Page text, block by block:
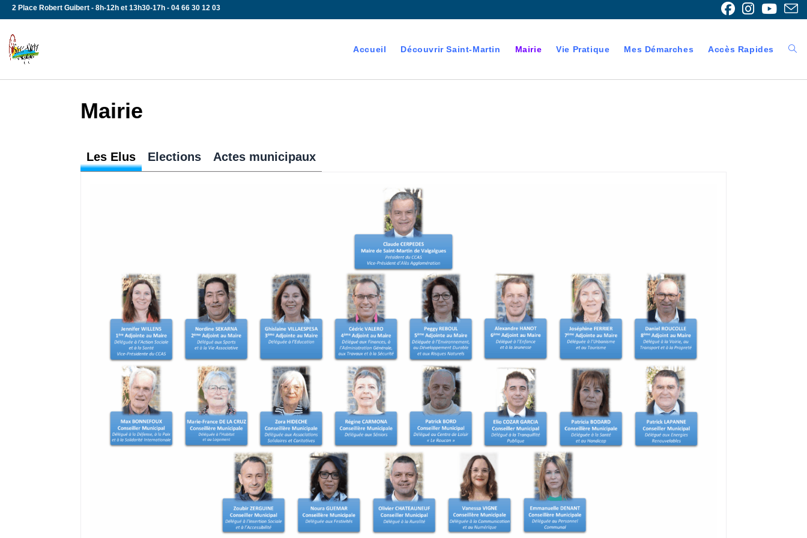
Skip
to
content
2 Place Robert Guibert - 8h-12h et 13h30-17h - 04 66 30 12 03
Accueil Découvrir Saint-Martin Mairie Vie Pratique Mes Démarches Accès Rapides
Mairie
Les Elus Elections Actes municipaux
Tous aux urnes !!! Chaque Français devenant majeur est
automatiquement inscrit sur les listes électorales de la commune
où il réside s’il a, préalablement, fait les démarches de
recensement citoyen dès l’âge de 16 ans. Une inscription d’office
peut ne pas être prise en compte du fait d’un recensement tardif
ou encore d’un déménagement après le recensement.
Dans ce cas, il convient de demander à être inscrit sur les listes
électorales auprès de sa mairie.